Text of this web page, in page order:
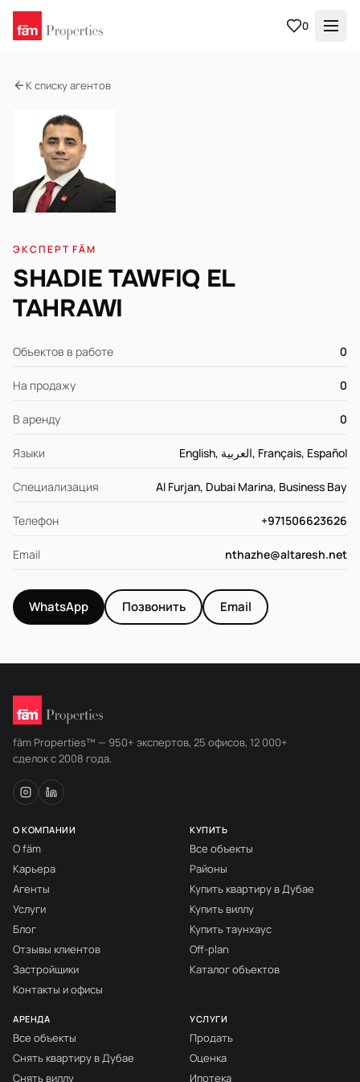
0
К списку агентов
ЭКСПЕРТ FÄM
SHADIE TAWFIQ EL
TAHRAWI
Объектов в работе 0
На продажу 0
В аренду 0
Языки English, العربية, Français, Español
Специализация Al Furjan, Dubai Marina, Business Bay
Телефон +971506623626
Email nthazhe@altaresh.net
WhatsApp Позвонить Email
fäm Properties™ — 950+ экспертов, 25 офисов, 12 000+
сделок с 2008 года.
О КОМПАНИИ
О fäm
Карьера
Агенты
Услуги
Блог
Отзывы клиентов
Застройщики
Контакты и офисы
КУПИТЬ
Все объекты
Районы
Купить квартиру в Дубае
Купить виллу
Купить таунхаус
Off-plan
Каталог объектов
АРЕНДА
Все объекты
Снять квартиру в Дубае
Снять виллу
УСЛУГИ
Продать
Оценка
Ипотека